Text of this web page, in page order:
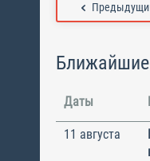
Даты
11 августа